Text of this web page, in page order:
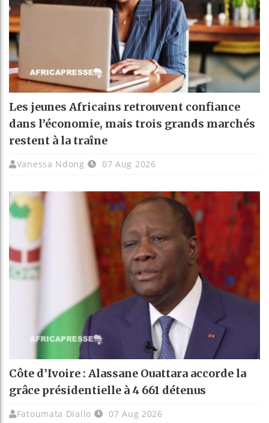
Les jeunes Africains retrouvent confiance
dans l’économie, mais trois grands marchés
restent à la traîne
Vanessa Ndong 07 Aug 2026
Côte d’Ivoire : Alassane Ouattara accorde la
grâce présidentielle à 4 661 détenus
Fatoumata Diallo 07 Aug 2026